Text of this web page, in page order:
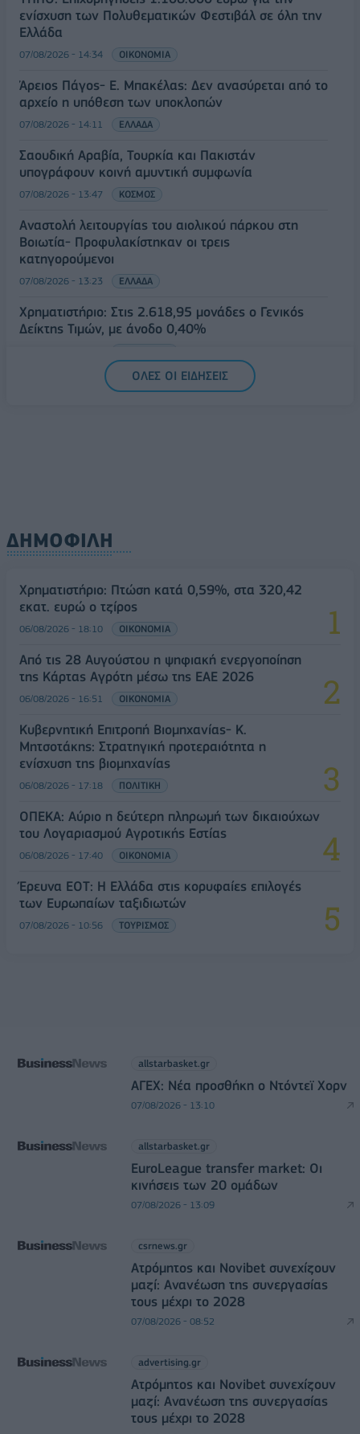
ενίσχυση των Πολυθεματικών Φεστιβάλ σε όλη την
Ελλάδα
07/08/2026 - 14:34 ΟΙΚΟΝΟΜΙΑ
Άρειος Πάγος- Ε. Μπακέλας: Δεν ανασύρεται από το
αρχείο η υπόθεση των υποκλοπών
07/08/2026 - 14:11 ΕΛΛΑΔΑ
Σαουδική Αραβία, Τουρκία και Πακιστάν
υπογράφουν κοινή αμυντική συμφωνία
07/08/2026 - 13:47 ΚΟΣΜΟΣ
Αναστολή λειτουργίας του αιολικού πάρκου στη
Βοιωτία- Προφυλακίστηκαν οι τρεις
κατηγορούμενοι
07/08/2026 - 13:23 ΕΛΛΑΔΑ
Χρηματιστήριο: Στις 2.618,95 μονάδες ο Γενικός
Δείκτης Τιμών, με άνοδο 0,40%
ΟΛΕΣ ΟΙ ΕΙΔΗΣΕΙΣ
ΔΗΜΟΦΙΛΗ
Χρηματιστήριο: Πτώση κατά 0,59%, στα 320,42
εκατ. ευρώ ο τζίρος
06/08/2026 - 18:10 ΟΙΚΟΝΟΜΙΑ
Από τις 28 Αυγούστου η ψηφιακή ενεργοποίηση
της Κάρτας Αγρότη μέσω της ΕΑΕ 2026
06/08/2026 - 16:51 ΟΙΚΟΝΟΜΙΑ
Κυβερνητική Επιτροπή Βιομηχανίας- Κ.
Μητσοτάκης: Στρατηγική προτεραιότητα η
ενίσχυση της βιομηχανίας
06/08/2026 - 17:18 ΠΟΛΙΤΙΚΗ
ΟΠΕΚΑ: Αύριο η δεύτερη πληρωμή των δικαιούχων
του Λογαριασμού Αγροτικής Εστίας
06/08/2026 - 17:40 ΟΙΚΟΝΟΜΙΑ
Έρευνα ΕΟΤ: Η Ελλάδα στις κορυφαίες επιλογές
των Ευρωπαίων ταξιδιωτών
07/08/2026 - 10:56 ΤΟΥΡΙΣΜΟΣ
allstarbasket.gr
ΑΓΕΧ: Νέα προσθήκη ο Ντόντεϊ Χορν
07/08/2026 - 13:10
allstarbasket.gr
EuroLeague transfer market: Οι
κινήσεις των 20 ομάδων
07/08/2026 - 13:09
csrnews.gr
Ατρόμητος και Novibet συνεχίζουν
μαζί: Ανανέωση της συνεργασίας
τους μέχρι το 2028
07/08/2026 - 08:52
advertising.gr
Ατρόμητος και Novibet συνεχίζουν
μαζί: Ανανέωση της συνεργασίας
τους μέχρι το 2028